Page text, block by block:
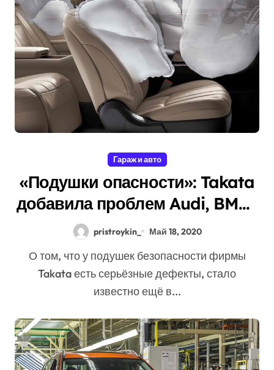
Гараж и авто
«Подушки опасности»: Takata
добавила проблем Audi, BMW,
Toyota, Honda и Mitsubishi
pristroykin_ Май 18, 2020
О том, что у подушек безопасности фирмы
Takata есть серьёзные дефекты, стало
известно ещё в...